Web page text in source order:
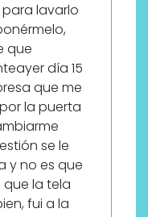
lavarlo
que
día 15
que me
la puerta
se le
y no es que
que la tela
fui a la